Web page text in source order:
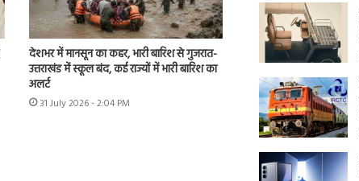
देशभर में मानसून का कहर, भारी बारिश से गुजरात-
उत्तराखंड में स्कूल बंद, कई राज्यों में भारी बारिश का
अलर्ट
31 July 2026 - 2:04 PM